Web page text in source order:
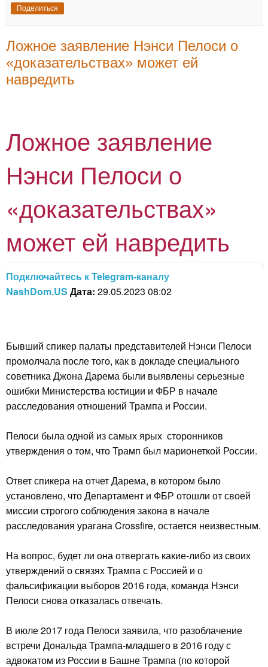
Поделиться
Ложное заявление Нэнси Пелоси о
«доказательствах» может ей
навредить
Ложное заявление
Нэнси Пелоси о
«доказательствах»
может ей навредить
Подключайтесь к Telegram-каналу
NashDom.US Дата: 29.05.2023 08:02
Бывший спикер палаты представителей Нэнси Пелоси
промолчала после того, как в докладе специального
советника Джона Дарема были выявлены серьезные
ошибки Министерства юстиции и ФБР в начале
расследования отношений Трампа и России.
Пелоси была одной из самых ярых сторонников
утверждения о том, что Трамп был марионеткой России.
Ответ спикера на отчет Дарема, в котором было
установлено, что Департамент и ФБР отошли от своей
миссии строгого соблюдения закона в начале
расследования урагана Crossfire, остается неизвестным.
На вопрос, будет ли она отвергать какие-либо из своих
утверждений о связях Трампа с Россией и о
фальсификации выборов 2016 года, команда Нэнси
Пелоси снова отказалась отвечать.
В июле 2017 года Пелоси заявила, что разоблачение
встречи Дональда Трампа-младшего в 2016 году с
адвокатом из России в Башне Трампа (по которой